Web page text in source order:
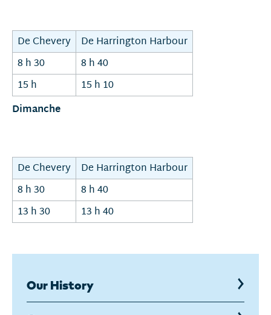
De Chevery
De Harrington Harbour
8 h 30
8 h 40
15 h
15 h 10
Dimanche
De Chevery
De Harrington Harbour
8 h 30
8 h 40
13 h 30
13 h 40
Our History